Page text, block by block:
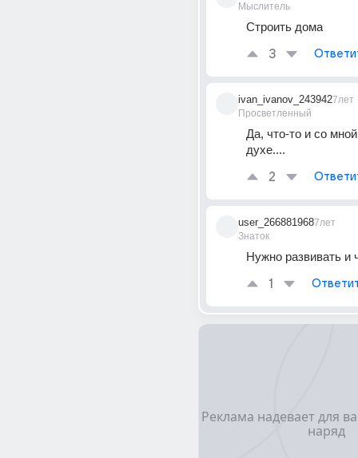
Мыслитель
Строить дома
3
ivan_ivanov_243942
Просветленный
7лет
Да, что-то и со
духе....
2
user_266881968
Знаток
7лет
Нужно развивать и
1